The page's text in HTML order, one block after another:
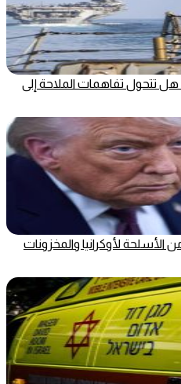
تتحول تفاهمات الملاحة إلى
الأسلحة لأوكرانيا والمخزونات